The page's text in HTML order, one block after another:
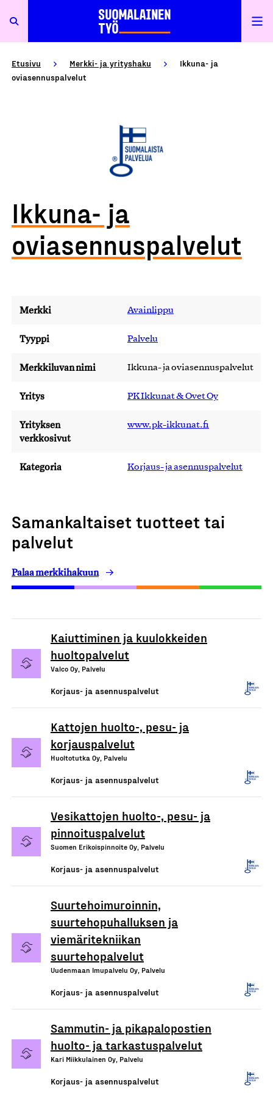
Etusivu Merkki- ja yrityshaku
Ikkuna- ja
oviasennuspalvelut
Ikkuna- ja
oviasennuspalvelut
Merkki Avainlippu
Tyyppi Palvelu
Merkkiluvan nimi Ikkuna- ja oviasennuspalvelut
Yritys PK Ikkunat & Ovet Oy
Yrityksen
verkkosivut
www.pk-ikkunat.fi
Kategoria Korjaus- ja asennuspalvelut
Samankaltaiset tuotteet tai
palvelut
Palaa merkkihakuun
Kaiuttiminen ja kuulokkeiden
huoltopalvelut
Valco Oy, Palvelu
Korjaus- ja asennuspalvelut
Kattojen huolto-, pesu- ja
korjauspalvelut
Huoltotutka Oy, Palvelu
Korjaus- ja asennuspalvelut
Vesikattojen huolto-, pesu- ja
pinnoituspalvelut
Suomen Erikoispinnoite Oy, Palvelu
Korjaus- ja asennuspalvelut
Suurtehoimuroinnin,
suurtehopuhalluksen ja
viemäritekniikan
suurtehopalvelut
Uudenmaan Imupalvelu Oy, Palvelu
Korjaus- ja asennuspalvelut
Sammutin- ja pikapalopostien
huolto- ja tarkastuspalvelut
Kari Miikkulainen Oy, Palvelu
Korjaus- ja asennuspalvelut